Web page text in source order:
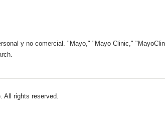
y no comercial. "Mayo," "Mayo Clinic,"
All rights reserved.